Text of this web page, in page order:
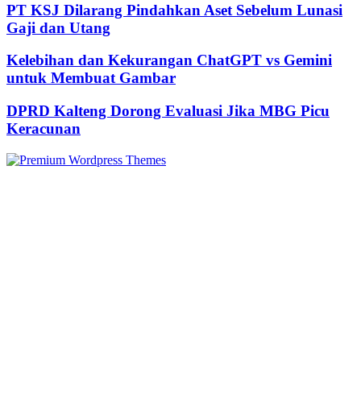
PT KSJ Dilarang Pindahkan Aset Sebelum Lunasi
Gaji dan Utang
Kelebihan dan Kekurangan ChatGPT vs Gemini
untuk Membuat Gambar
DPRD Kalteng Dorong Evaluasi Jika MBG Picu
Keracunan